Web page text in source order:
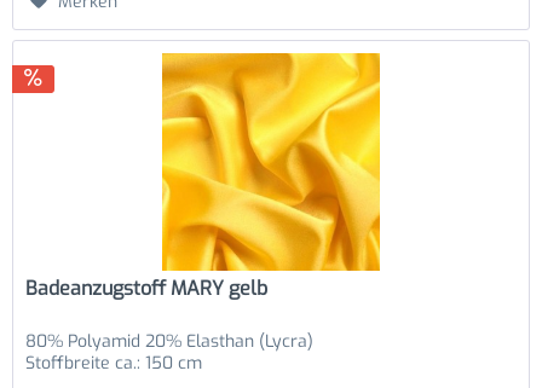
Badeanzugstoff MARY gelb
80% Polyamid 20% Elasthan (Lycra)
Stoffbreite ca.: 150 cm